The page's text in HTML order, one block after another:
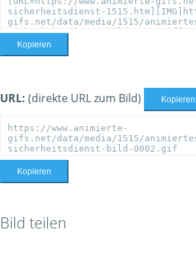
Kopieren
URL: (direkte URL zum Bild) Kopieren
Kopieren
Bild teilen